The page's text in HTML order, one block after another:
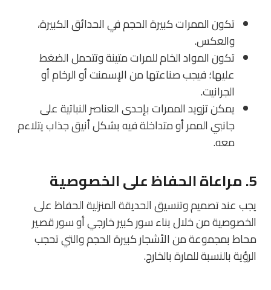
تكون الممرات كبيرة الحجم في الحدائق الكبيرة،
والعكس.
تكون المواد الخام للمرات متينة وتتحمل الضغط
عليها؛ فيجب صناعتها من الإسمنت أو الرخام أو
الجرانيت.
يمكن تزويد الممرات بإحدى العناصر النباتية على
جانبي الممر أو متداخلة فيه بشكل أنيق جذاب يتلاءم
معه.
5. مراعاة الحفاظ على الخصوصية
يجب عند تصميم وتنسيق الحديقة المنزلية الحفاظ على
الخصوصية من خلال بناء سور كبير خارجي أو سور قصير
محاط بمجموعة من الأشجار كبيرة الحجم والتي تحجب
الرؤية بالنسبة للمارة بالخارج.